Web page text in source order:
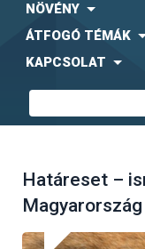
NÖVÉNY
ÁTFOGÓ TÉMÁK
KAPCSOLAT
Határeset –